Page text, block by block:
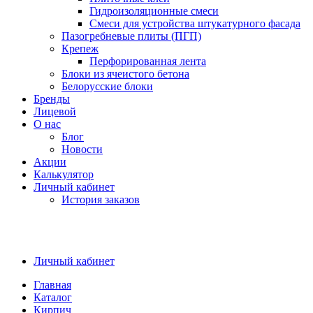
Гидроизоляционные смеси
Смеси для устройства штукатурного фасада
Пазогребневые плиты (ПГП)
Крепеж
Перфорированная лента
Блоки из ячеистого бетона
Белорусские блоки
Бренды
Лицевой
О нас
Блог
Новости
Акции
Калькулятор
Личный кабинет
История заказов
Личный кабинет
Главная
Каталог
Кирпич